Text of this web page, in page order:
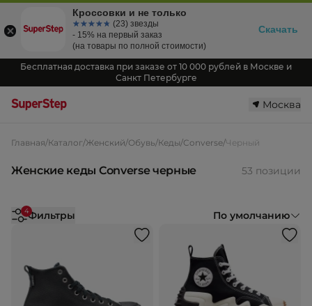
Бесплатная доставка при заказе от 10 000 рублей в Москве и
Санкт Петербурге
Москва
Главная/Каталог/Женский/Обувь/Кеды/Converse/Черный
Женские кеды Converse черные 53 позиции
4Фильтры По умолчанию
Кроссовки и не только
☆☆☆☆☆
★★★★★ (23) звезды
- 15% на первый заказ
(на товары по полной стоимости)
Скачать